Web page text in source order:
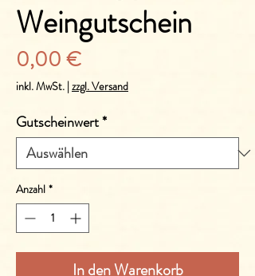
Weingutschein
0,00 €Preis
inkl. MwSt. |zzgl. Versand
Gutscheinwert*
Anzahl *
In den Warenkorb